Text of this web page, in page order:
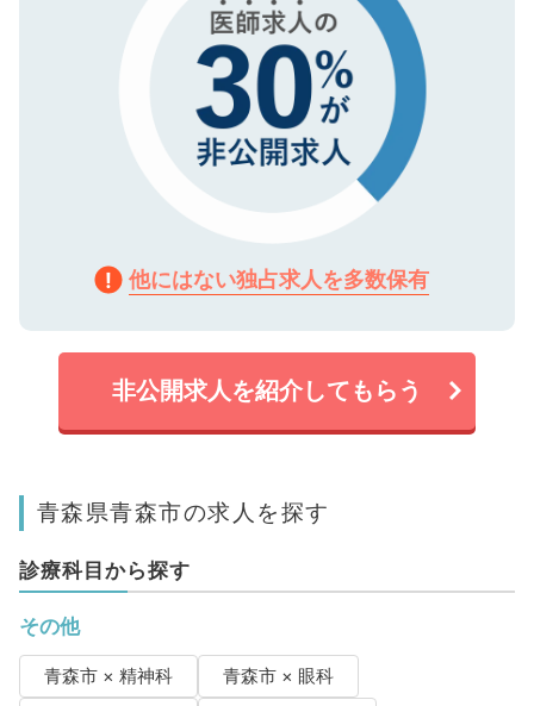
他にはない独占求人を多数保有
非公開求人を紹介してもらう
青森県青森市の求人を探す
診療科目から探す
その他
青森市 × 精神科
青森市 × 眼科